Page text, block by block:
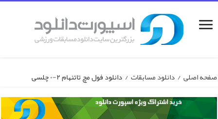
صفحه اصلی / دانلود مسابقات / دانلود فول مچ تاتنهام ۲-۰ چلسی